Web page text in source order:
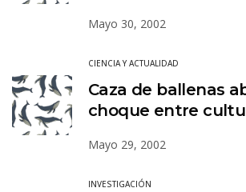
Mayo 30, 2002
CIENCIA Y ACTUALIDAD
Caza de ballenas
choque entre
Mayo 29, 2002
INVESTIGACIÓN